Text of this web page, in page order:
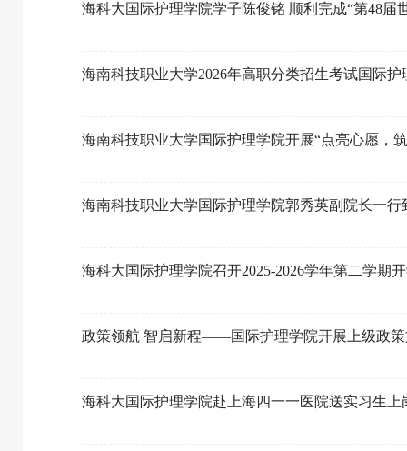
海科大国际护理学院学子陈俊铭 顺利完成“第48
海南科技职业大学2026年高职分类招生考试国际
海南科技职业大学国际护理学院开展“点亮心愿，
海南科技职业大学国际护理学院郭秀英副院长一
海科大国际护理学院召开2025-2026学年第二学期
政策领航 智启新程——国际护理学院开展上级政策
海科大国际护理学院赴上海四一一医院送实习生上